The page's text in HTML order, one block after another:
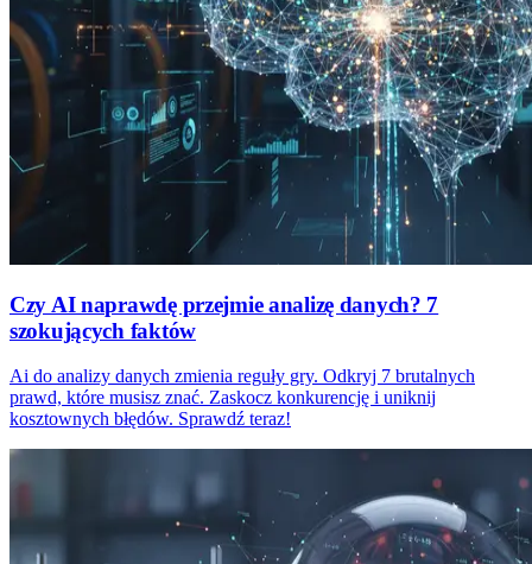
Czy AI naprawdę przejmie analizę danych? 7
szokujących faktów
Ai do analizy danych zmienia reguły gry. Odkryj 7 brutalnych
prawd, które musisz znać. Zaskocz konkurencję i uniknij
kosztownych błędów. Sprawdź teraz!